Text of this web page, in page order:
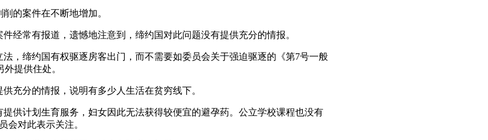
的案件在不断地增加。
经常有报道，遗憾地注意到，缔约国对此问题没有提供充分的情报。
，缔约国有权驱逐房客出门，而不需要如委员会关于强迫驱逐的《第7号一般
提供住处。
充分的情报，说明有多少人生活在贫穷线下。
供计划生育服务，妇女因此无法获得较便宜的避孕药。公立学校课程也没有
会对此表示关注。